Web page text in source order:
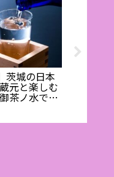
茨城の日本
元と楽しむ
茶ノ水で開